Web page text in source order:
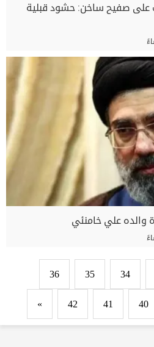
على صفيح ساخن: حشود قبلية
والده علي خامنئي
34
35
36
40
41
42
»